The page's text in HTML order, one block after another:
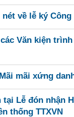
về lễ ký
Văn kiện
mãi xứng
Lễ đón nhận
thống TTXVN